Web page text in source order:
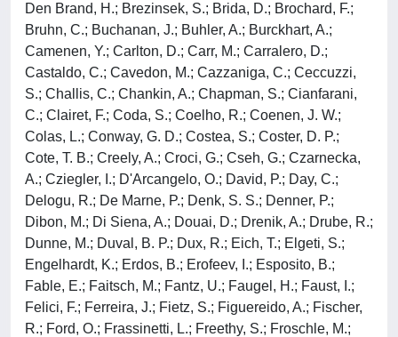
Den Brand, H.; Brezinsek, S.; Brida, D.; Brochard, F.;
Bruhn, C.; Buchanan, J.; Buhler, A.; Burckhart, A.;
Camenen, Y.; Carlton, D.; Carr, M.; Carralero, D.;
Castaldo, C.; Cavedon, M.; Cazzaniga, C.; Ceccuzzi,
S.; Challis, C.; Chankin, A.; Chapman, S.; Cianfarani,
C.; Clairet, F.; Coda, S.; Coelho, R.; Coenen, J. W.;
Colas, L.; Conway, G. D.; Costea, S.; Coster, D. P.;
Cote, T. B.; Creely, A.; Croci, G.; Cseh, G.; Czarnecka,
A.; Cziegler, I.; D'Arcangelo, O.; David, P.; Day, C.;
Delogu, R.; De Marne, P.; Denk, S. S.; Denner, P.;
Dibon, M.; Di Siena, A.; Douai, D.; Drenik, A.; Drube, R.;
Dunne, M.; Duval, B. P.; Dux, R.; Eich, T.; Elgeti, S.;
Engelhardt, K.; Erdos, B.; Erofeev, I.; Esposito, B.;
Fable, E.; Faitsch, M.; Fantz, U.; Faugel, H.; Faust, I.;
Felici, F.; Ferreira, J.; Fietz, S.; Figuereido, A.; Fischer,
R.; Ford, O.; Frassinetti, L.; Freethy, S.; Froschle, M.;